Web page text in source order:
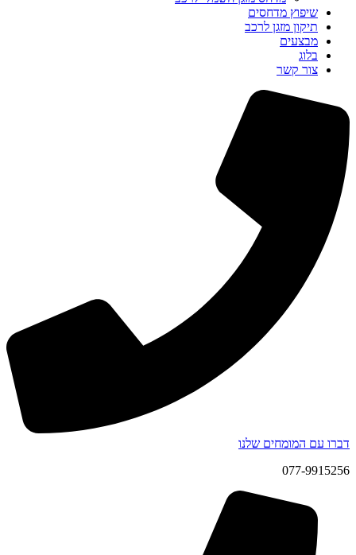
שיפוץ מדחסים
תיקון מזגן לרכב
מבצעים
בלוג
צור קשר
דברו עם המומחים שלנו
077-9915256